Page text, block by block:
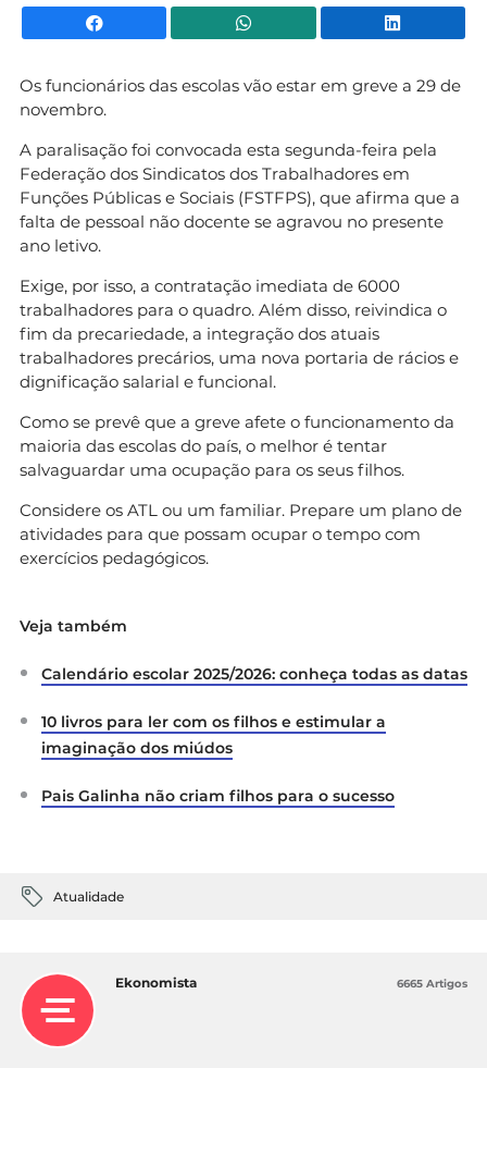
Facebook WhatsApp
Os funcionários das escolas vão estar em greve a 29 de
novembro.
A paralisação foi convocada esta segunda-feira pela
Federação dos Sindicatos dos Trabalhadores em
Funções Públicas e Sociais (FSTFPS), que afirma que a
falta de pessoal não docente se agravou no presente
ano letivo.
Exige, por isso, a contratação imediata de 6000
trabalhadores para o quadro. Além disso, reivindica o
fim da precariedade, a integração dos atuais
trabalhadores precários, uma nova portaria de rácios e
dignificação salarial e funcional.
Como se prevê que a greve afete o funcionamento da
maioria das escolas do país, o melhor é tentar
salvaguardar uma ocupação para os seus filhos.
Considere os ATL ou um familiar. Prepare um plano de
atividades para que possam ocupar o tempo com
exercícios pedagógicos.
Veja também
Calendário escolar 2025/2026: conheça todas as datas
10 livros para ler com os filhos e estimular a
imaginação dos miúdos
Pais Galinha não criam filhos para o sucesso
Atualidade
Ekonomista 6665 Artigos